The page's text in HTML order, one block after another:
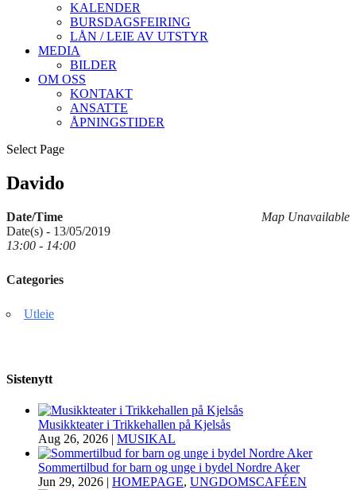
KALENDER
BURSDAGSFEIRING
LÅN / LEIE AV UTSTYR
MEDIA
BILDER
OM OSS
KONTAKT
ANSATTE
ÅPNINGSTIDER
Select Page
Davido
Map Unavailable
Date/Time
Date(s) - 13/05/2019
13:00 - 14:00
Categories
Utleie
Sistenytt
Musikkteater i Trikkehallen på Kjelsås
Aug 26, 2026 | MUSIKAL
Sommertilbud for barn og unge i bydel Nordre Aker
Jun 29, 2026 | HOMEPAGE, UNGDOMSCAFÉEN